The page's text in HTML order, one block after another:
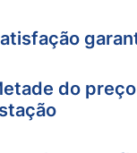
do